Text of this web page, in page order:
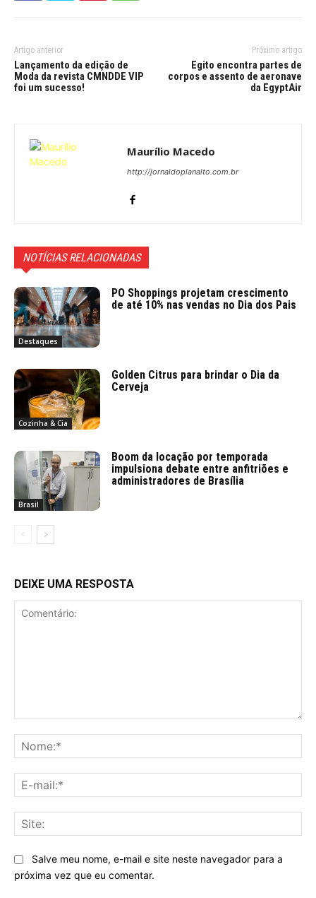
Artigo anterior
Lançamento da edição de
Moda da revista CMNDDE VIP
foi um sucesso!
Próximo artigo
Egito encontra partes de
corpos e assento de aeronave
da EgyptAir
Maurílio Macedo
http://jornaldoplanalto.com.br
NOTÍCIAS RELACIONADAS
Destaques
PO Shoppings projetam crescimento
de até 10% nas vendas no Dia dos Pais
Cozinha & Cia
Golden Citrus para brindar o Dia da
Cerveja
Brasil
Boom da locação por temporada
impulsiona debate entre anfitriões e
administradores de Brasília
DEIXE UMA RESPOSTA
Salve meu nome, e-mail e site neste navegador para a
próxima vez que eu comentar.